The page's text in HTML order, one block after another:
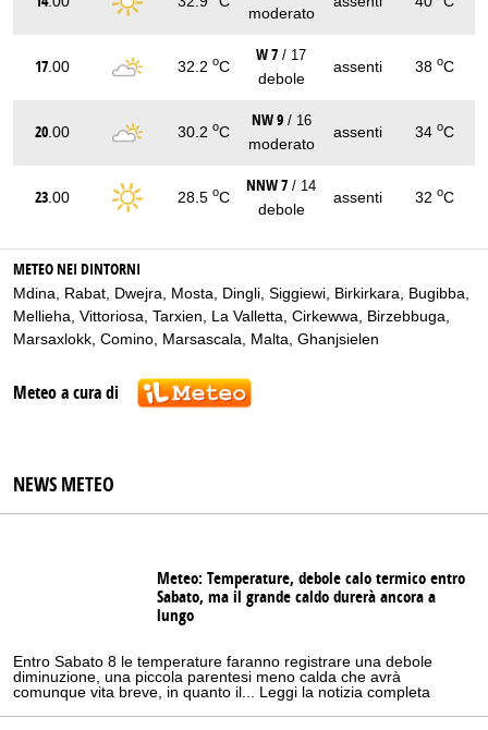
moderato
17 .00 32.2 oC
W 7 / 17
debole
assenti 38 oC
20 .00 30.2 oC
NW 9 / 16
moderato
assenti 34 oC
23 .00 28.5 oC
NNW 7 / 14
debole
assenti 32 oC
METEO NEI DINTORNI
Mdina Rabat Dwejra Mosta Dingli Siggiewi Birkirkara Bugibba
Mellieha Vittoriosa Tarxien La Valletta Cirkewwa Birzebbuga
Marsaxlokk Comino Marsascala Malta Ghanjsielen
Meteo a cura di
NEWS METEO
Meteo: Temperature, debole calo termico entro
Sabato, ma il grande caldo durerà ancora a
lungo
Entro Sabato 8 le temperature faranno registrare una debole
diminuzione, una piccola parentesi meno calda che avrà
comunque vita breve, in quanto il... Leggi la notizia completa